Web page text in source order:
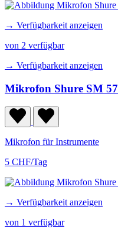
→ Verfügbarkeit anzeigen
von 2 verfügbar
→ Verfügbarkeit anzeigen
Mikrofon Shure SM 57
Mikrofon für Instrumente
5 CHF/Tag
→ Verfügbarkeit anzeigen
von 1 verfügbar